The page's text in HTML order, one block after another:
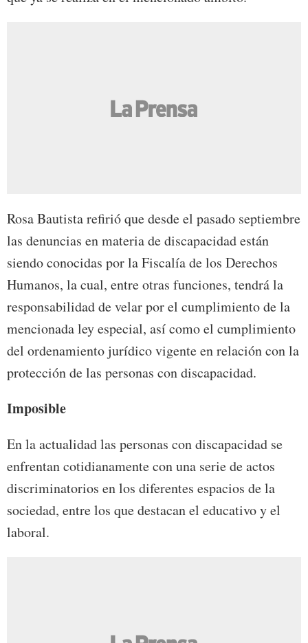
Rosa Bautista refirió que desde el pasado septiembre
las denuncias en materia de discapacidad están
siendo conocidas por la Fiscalía de los Derechos
Humanos, la cual, entre otras funciones, tendrá la
responsabilidad de velar por el cumplimiento de la
mencionada ley especial, así como el cumplimiento
del ordenamiento jurídico vigente en relación con la
protección de las personas con discapacidad.
Imposible
En la actualidad las personas con discapacidad se
enfrentan cotidianamente con una serie de actos
discriminatorios en los diferentes espacios de la
sociedad, entre los que destacan el educativo y el
laboral.